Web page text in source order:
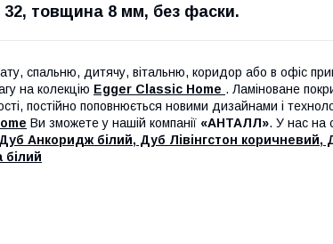
32, товщина 8 мм, без фаски.
спальню, дитячу, вітальню, коридор або в офіс
на колекцію Egger Classic Home . Ламіноване
постійно поповнюється новими дизайнами і
Ви зможете у нашій компанії «АНТАЛЛ». У нас на
Анкоридж білий, Дуб Лівінгстон коричневий,